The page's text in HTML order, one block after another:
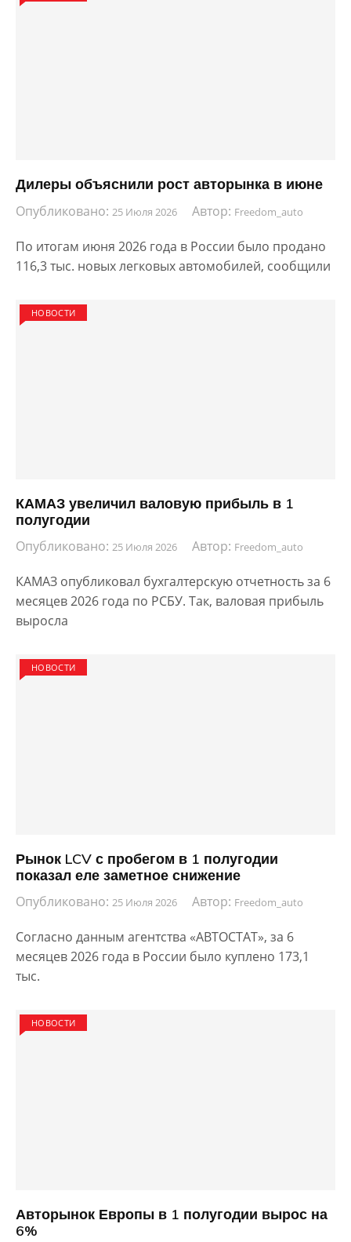
Дилеры объяснили рост авторынка в июне
Опубликовано: 25 Июля 2026 Автор: Freedom_auto
По итогам июня 2026 года в России было продано
116,3 тыс. новых легковых автомобилей, сообщили
НОВОСТИ
КАМАЗ увеличил валовую прибыль в 1
полугодии
Опубликовано: 25 Июля 2026 Автор: Freedom_auto
КАМАЗ опубликовал бухгалтерскую отчетность за 6
месяцев 2026 года по РСБУ. Так, валовая прибыль
выросла
НОВОСТИ
Рынок LCV с пробегом в 1 полугодии
показал еле заметное снижение
Опубликовано: 25 Июля 2026 Автор: Freedom_auto
Согласно данным агентства «АВТОСТАТ», за 6
месяцев 2026 года в России было куплено 173,1
тыс.
НОВОСТИ
Авторынок Европы в 1 полугодии вырос на
6%